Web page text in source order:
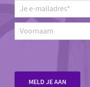
Je
e-
mailadres**
Voornaam
MELD JE AAN